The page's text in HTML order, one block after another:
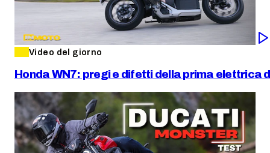
Video del giorno
Honda WN7: pregi e difetti della prima elettrica